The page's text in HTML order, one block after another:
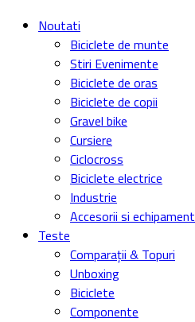
Noutati
Biciclete de munte
Stiri Evenimente
Biciclete de oras
Biciclete de copii
Gravel bike
Cursiere
Ciclocross
Biciclete electrice
Industrie
Accesorii si echipament
Teste
Comparații & Topuri
Unboxing
Biciclete
Componente